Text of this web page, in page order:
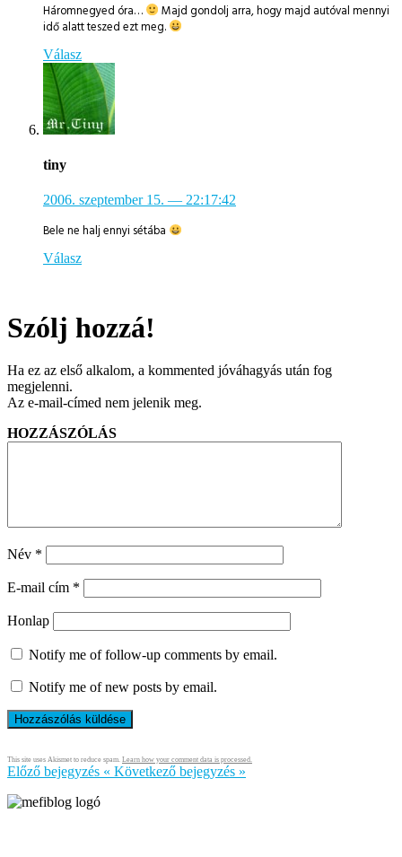
Háromnegyed óra…
Majd gondolj arra, hogy majd autóval mennyi
idő alatt teszed ezt meg.
Válasz
tiny
2006. szeptember 15. — 22:17:42
Bele ne halj ennyi sétába
Válasz
Szólj hozzá!
Ha ez az első alkalom, a kommented jóváhagyás után fog
megjelenni.
Az e-mail-címed nem jelenik meg.
HOZZÁSZÓLÁS
Név *
E-mail cím *
Honlap
Notify me of follow-up comments by email.
Notify me of new posts by email.
This site uses Akismet to reduce spam. Learn how your comment data is processed.
Előző bejegyzés « Következő bejegyzés »